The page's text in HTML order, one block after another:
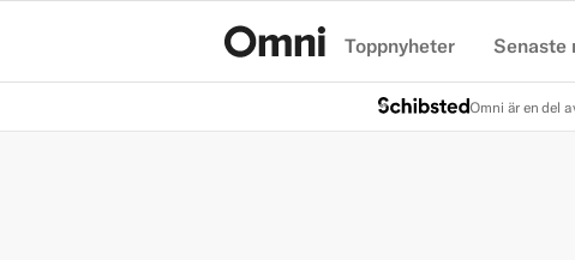
Toppnyheter Senaste
Omni är en del